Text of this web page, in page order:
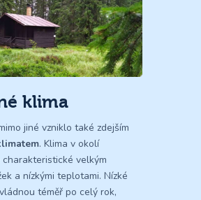
klima
jiné vzniklo také zdejším
. Klima v okolí
velkým
a nízkými teplotami. Nízké
téměř po celý rok,